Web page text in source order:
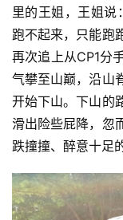
用
户
精
选
运
集
里的王姐，王姐说
跑不起来，只能跑
再次追上从CP1分
气攀至山巅，沿山
开始下山。下山的
滑出险些屁降，忽
跌撞撞、醉意十足